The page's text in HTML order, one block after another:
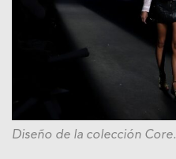
Diseño de la colección Core.